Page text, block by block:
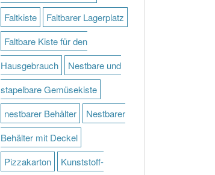
Faltkiste
Faltbarer Lagerplatz
Faltbare Kiste für den
Hausgebrauch
Nestbare und
stapelbare Gemüsekiste
nestbarer Behälter
Nestbarer
Behälter mit Deckel
Pizzakarton
Kunststoff-